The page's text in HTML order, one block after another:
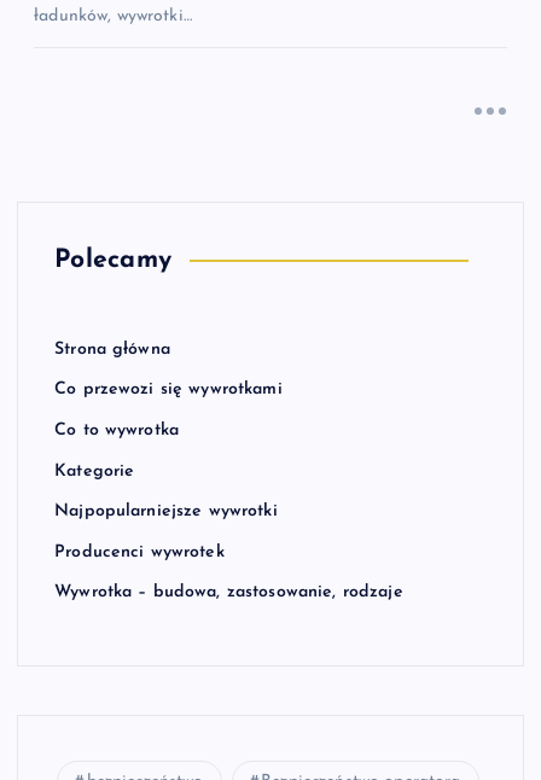
ładunków, wywrotki…
Polecamy
Strona główna
Co przewozi się wywrotkami
Co to wywrotka
Kategorie
Najpopularniejsze wywrotki
Producenci wywrotek
Wywrotka – budowa, zastosowanie, rodzaje